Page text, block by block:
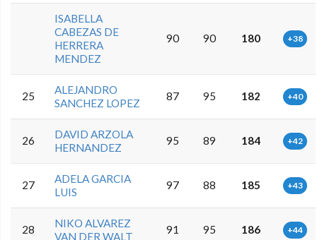
ISABELLA
CABEZAS DE
HERRERA
MENDEZ
90 90 180 +38
25
ALEJANDRO
SANCHEZ LOPEZ
87 95 182 +40
26
DAVID ARZOLA
HERNANDEZ
95 89 184 +42
27
ADELA GARCIA
LUIS
97 88 185 +43
28
NIKO ALVAREZ
VAN DER WALT
91 95 186 +44